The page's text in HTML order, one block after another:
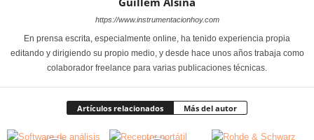
https://www.instrumentacionhoy.com
En prensa escrita, especialmente online, ha tenido experiencia propia
editando y dirigiendo su propio medio, y desde hace unos años trabaja como
colaborador freelance para varias publicaciones técnicas.
Artículos relacionados Más del autor